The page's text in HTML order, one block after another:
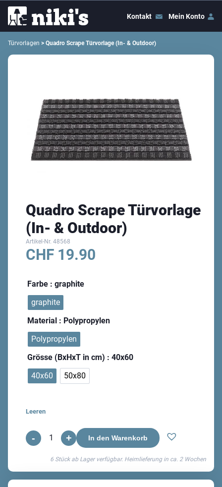
Kontakt Mein Konto
Türvorlagen > Quadro Scrape Türvorlage (In- & Outdoor)
Quadro Scrape Türvorlage
(In- & Outdoor)
Artikel-Nr. 48568
CHF 19.90
Farbe : graphite
graphite
Material : Polypropylen
Polypropylen
Grösse (BxHxT in cm) : 40x60
40x60
50x80
Leeren
-
Quadro
Türvorlage
(In-
+ In den Warenkorb
6 Stück ab Lager verfügbar. Heimlieferung in ca. 2 Wochen